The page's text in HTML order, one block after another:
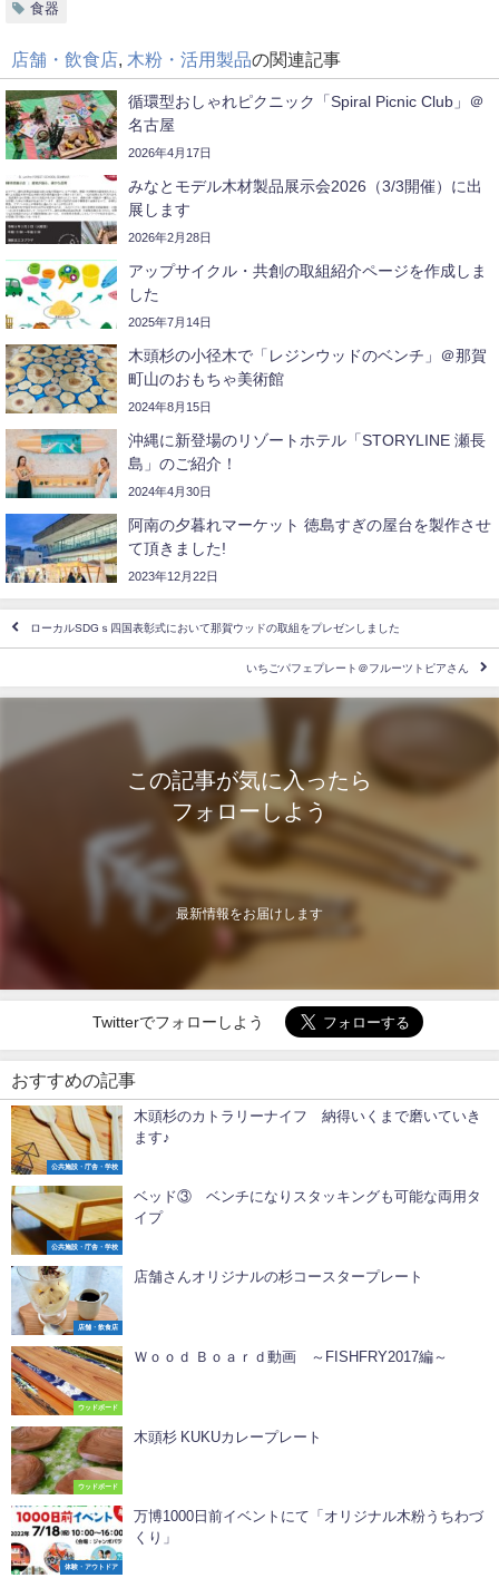
食器
店舗・飲食店 木粉・活用製品の関連記事
循環型おしゃれピクニック「Spiral Picnic Club」＠
名古屋
2026年4月17日
みなとモデル木材製品展示会2026（3/3開催）に出
展します
2026年2月28日
アップサイクル・共創の取組紹介ページを作成しま
した
2025年7月14日
木頭杉の小径木で「レジンウッドのベンチ」＠那賀
町山のおもちゃ美術館
2024年8月15日
沖縄に新登場のリゾートホテル「STORYLINE 瀬長
島」のご紹介！
2024年4月30日
阿南の夕暮れマーケット 徳島すぎの屋台を製作させ
て頂きました!
2023年12月22日
ローカルSDGｓ四国表彰式において那賀ウッドの取組をプレゼンしました
いちごパフェプレート＠フルーツトピアさん
この記事が気に入ったら
フォローしよう
最新情報をお届けします
Twitterでフォローしよう
おすすめの記事
公共施設・庁舎・学校
木頭杉のカトラリーナイフ 納得いくまで磨いていき
ます♪
公共施設・庁舎・学校
ベッド③ ベンチになりスタッキングも可能な両用タ
イプ
店舗・飲食店
店舗さんオリジナルの杉コースタープレート
ウッドボード
Ｗｏｏｄ Ｂｏａｒｄ動画 ～FISHFRY2017編～
ウッドボード
木頭杉 KUKUカレープレート
体験・アウトドア
万博1000日前イベントにて「オリジナル木粉うちわづ
くり」